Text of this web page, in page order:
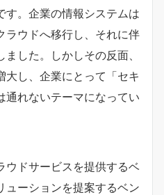
す。企業の情報システムは
ラウドへ移行し、それに伴
した。しかしその反面、
大し、企業にとって「セキ
通れないテーマになってい
ウドサービスを提供するベ
ューションを提案するベン